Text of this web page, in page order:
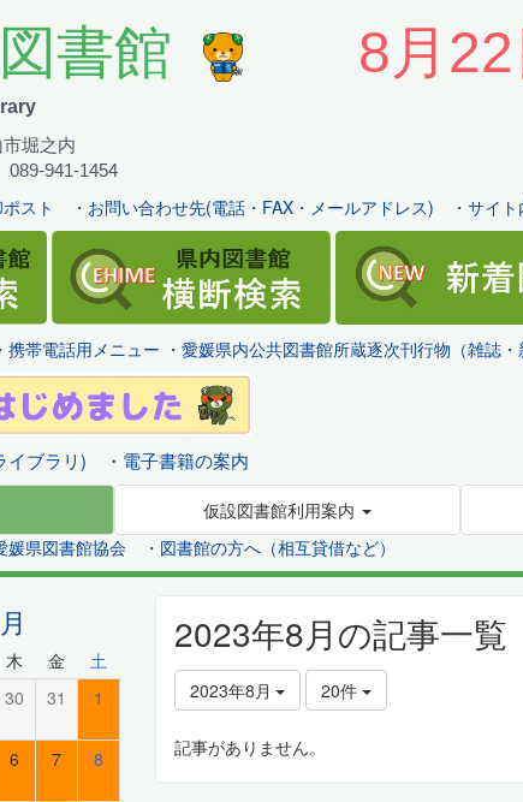
書館 8月
堀之内
941-1454
スト ・ お問い合わせ先(電話・FAX・メールアドレス) ・ サイ
・ 携帯電話用メニュー ・ 愛媛県内公共図書館所蔵逐次刊行物（雑誌
イブラリ) ・ 電子書籍の案内
仮設図書館利用案内
媛県図書館協会 ・ 図書館の方へ（相互貸借など）
2023年8月の記事一覧
2023年8月 20件
記事がありません。
木 金 土
30 31 1
6 7 8